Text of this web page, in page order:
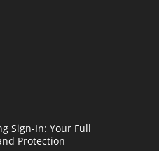
Sign-In: Your Full
Protection